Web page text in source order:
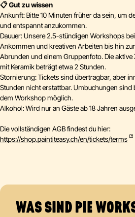
📋 Gut zu wissen
Ankunft: Bitte 10 Minuten früher da sein, um
und entspannt anzukommen.
Dauuer: Unsere 2.5-stündigen Workshops
Ankommen und kreativen Arbeiten bis hin
Abrunden und einem Gruppenfoto. Die aktive
mit Keramik beträgt etwa 2 Stunden.
Stornierung: Tickets sind übertragbar, aber
Stunden nicht erstattbar. Umbuchungen sind
dem Workshop möglich.
Alkohol: Wird nur an Gäste ab 18 Jahren
Die vollständigen AGB findest du hier:
https://shop.paintiteasy.ch/en/tickets/terms
WAS SIND PIE